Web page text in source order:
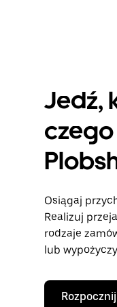
Jedź,
Osiągaj
Realizuj
rodzaje
lub
Rozpocznij